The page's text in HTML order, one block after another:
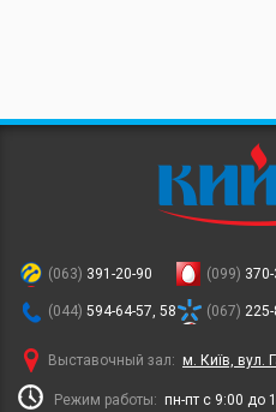
(063) 391-20-90
(044) 594-64-57, 58
(099)
(067)
Выставочный зал: м. Київ, вул.
Режим работы: пн-пт с 9:00 до